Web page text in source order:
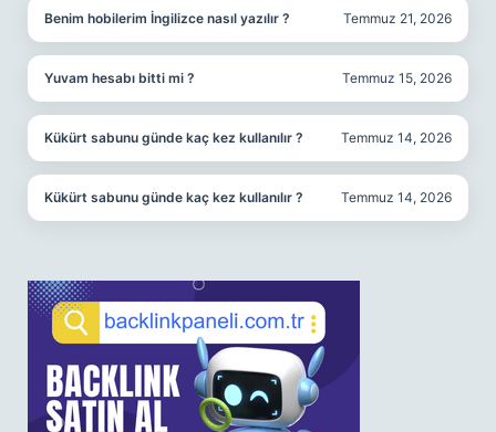
Benim hobilerim İngilizce nasıl yazılır ? Temmuz 21, 2026
Yuvam hesabı bitti mi ? Temmuz 15, 2026
Kükürt sabunu günde kaç kez kullanılır ? Temmuz 14, 2026
Kükürt sabunu günde kaç kez kullanılır ? Temmuz 14, 2026